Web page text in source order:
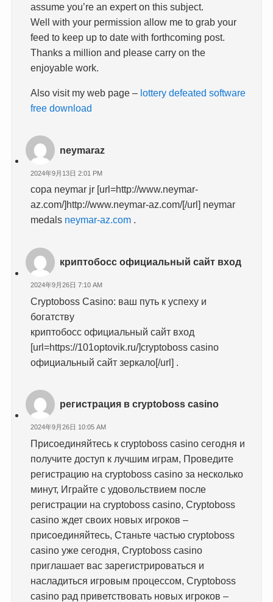
assume you’re an expert on this subject.
Well with your permission allow me to grab your
feed to keep up to date with forthcoming post.
Thanks a million and please carry on the
enjoyable work.
Also visit my web page – lottery defeated software
free download
neymaraz
2024年9月13日 2:01 PM
copa neymar jr [url=http://www.neymar-
az.com/]http://www.neymar-az.com/[/url] neymar
medals neymar-az.com .
криптобосс официальный сайт вход
2024年9月26日 7:10 AM
Cryptoboss Casino: ваш путь к успеху и
богатству
криптобосс официальный сайт вход
[url=https://101optovik.ru/]cryptoboss casino
официальный сайт зеркало[/url] .
регистрация в cryptoboss casino
2024年9月26日 10:05 AM
Присоединяйтесь к cryptoboss casino сегодня и
получите доступ к лучшим играм, Проведите
регистрацию на cryptoboss casino за несколько
минут, Играйте с удовольствием после
регистрации на cryptoboss casino, Cryptoboss
casino ждет своих новых игроков –
присоединяйтесь, Станьте частью cryptoboss
casino уже сегодня, Cryptoboss casino
приглашает вас зарегистрироваться и
насладиться игровым процессом, Cryptoboss
casino рад приветствовать новых игроков –